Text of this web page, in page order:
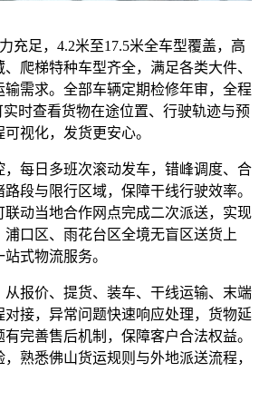
充足，4.2米至17.5米全车型覆盖，高
爬梯特种车型齐全，满足各类大件、
需求。全部车辆定期检修年审，全程
时查看货物在途位置、行驶轨迹与预
视化，发货更安心。
每日多班次滚动发车，错峰调度、合
段与限行区域，保障干线行驶效率。
动当地合作网点完成二次派送，实现
口区、雨花台区全境无盲区送货上
式物流服务。
报价、提货、装车、干线运输、末端
接，异常问题快速响应处理，货物延
完善售后机制，保障客户合法权益。
熟悉佛山货运规则与外地派送流程，